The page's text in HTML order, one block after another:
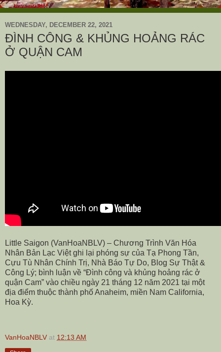
WEDNESDAY, DECEMBER 22, 2021
ĐÌNH CÔNG & KHỦNG HOẢNG RÁC
Ở QUẬN CAM
Little Saigon (VanHoaNBLV) – Chương Trình Văn Hóa
Nhân Bản Lạc Việt ghi lại phóng sự của Tạ Phong Tần,
Cựu Tù Nhân Chính Trị, Nhà Báo Tự Do, Blog Sự Thật &
Công Lý; bình luận về “Đình công và khủng hoảng rác ở
quận Cam” vào chiều ngày 21 tháng 12 năm 2021 tại một
địa điểm thuộc thành phố Anaheim, miền Nam California,
Hoa Kỳ.
VanHoaNBLV at 12:13 AM